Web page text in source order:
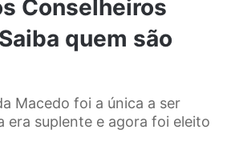
Conselheiros
quem são
Macedo foi a única a ser
era suplente e agora foi eleito